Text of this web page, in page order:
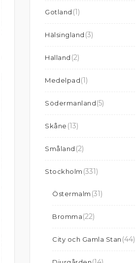
Gotland (1)
Hälsingland (3)
Halland (2)
Medelpad(1)
Södermanland(5)
Skåne (13)
Småland (2)
Stockholm (331)
Östermalm (31)
Bromma(22)
City och Gamla Stan (44)